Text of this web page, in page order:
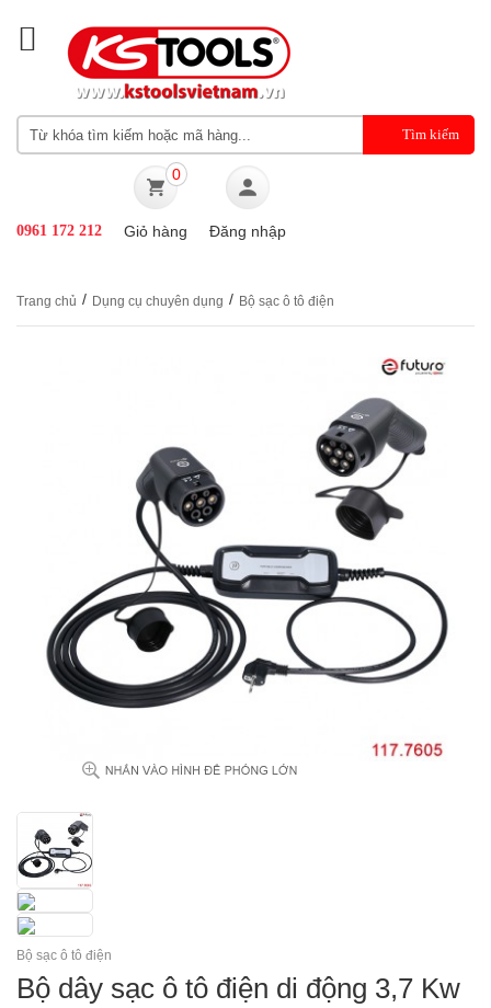
0961 172 212
0
Giỏ hàng Đăng nhập
Trang chủ / Dụng cụ chuyên dụng / Bộ sạc ô tô điện
Bộ sạc ô tô điện
Bộ dây sạc ô tô điện di động 3,7 Kw